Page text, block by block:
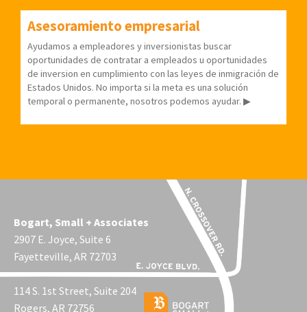
Asesoramiento empresarial
Ayudamos a empleadores y inversionistas buscar
oportunidades de contratar a empleados u oportunidades
de inversion en cumplimiento con las leyes de inmigración de
Estados Unidos. No importa si la meta es una solución
temporal o permanente, nosotros podemos ayudar. ▶
Bogart, Small + Associates
2907 E. Joyce, Suite 6
Fayetteville, AR 72703
114 S. 1st Street, Suite 204
Rogers, AR 72756